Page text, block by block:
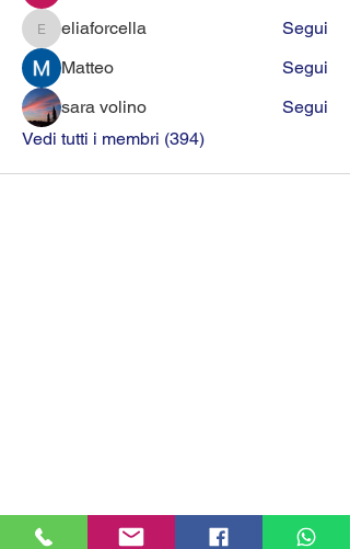
eliaforcella
eliaforcella
Segui
Matteo
Segui
sara volino
Segui
Vedi tutti i membri (394)
MILANHOUSES